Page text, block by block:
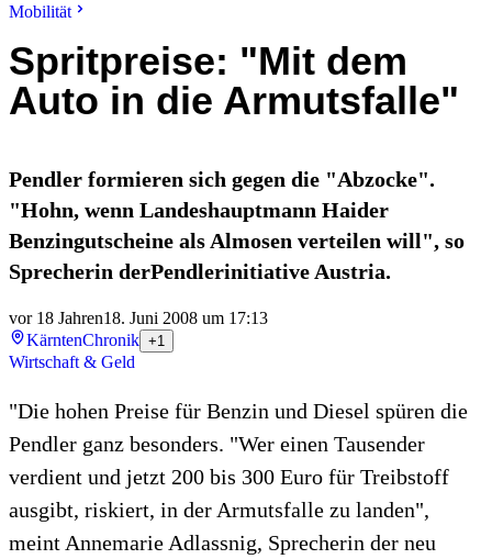
Mobilität
Spritpreise: "Mit dem
Auto in die Armutsfalle"
Pendler formieren sich gegen die "Abzocke".
"Hohn, wenn Landeshauptmann Haider
Benzingutscheine als Almosen verteilen will", so
Sprecherin derPendlerinitiative Austria.
vor 18 Jahren18. Juni 2008 um 17:13
KärntenChronik +1
Wirtschaft & Geld
"Die hohen Preise für Benzin und Diesel spüren die
Pendler ganz besonders. "Wer einen Tausender
verdient und jetzt 200 bis 300 Euro für Treibstoff
ausgibt, riskiert, in der Armutsfalle zu landen",
meint Annemarie Adlassnig, Sprecherin der neu